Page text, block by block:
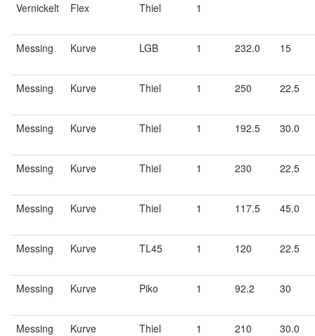
Vernickelt Flex Thiel 1
Messing Kurve LGB 1 232.0 15
Messing Kurve Thiel 1 250 22.5
Messing Kurve Thiel 1 192.5 30.0
Messing Kurve Thiel 1 230 22.5
Messing Kurve Thiel 1 117.5 45.0
Messing Kurve TL45 1 120 22.5
Messing Kurve Piko 1 92.2 30
Messing Kurve Thiel 1 210 30.0